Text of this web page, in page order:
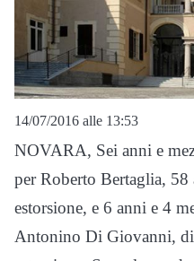
14/07/2016 alle 13:53
NOVARA, Sei anni e
per Roberto Bertaglia,
estorsione, e 6 anni e 4
Antonino Di Giovanni, di